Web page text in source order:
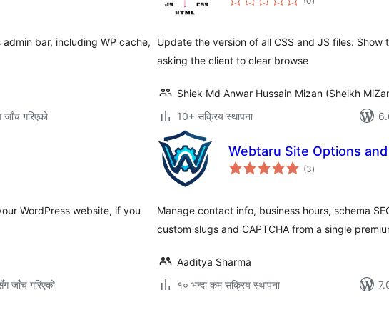
bar, including WP cache,
गरिएको
रेटिङ्गहरू
Update the version of all CSS and JS files.
asking the client to clear browse
Shiek Md Anwar Hussain Mizan (Sheikh
10+ सक्रिय स्थापना
WordPress website, if you
जाँच गरिएको
Webtaru Site Options
(3कुल
रेटिङ्गहरू
)
Manage contact info, business hours, schema
custom slugs and CAPTCHA from a single
Aaditya Sharma
१० भन्दा कम सक्रिय स्थापना